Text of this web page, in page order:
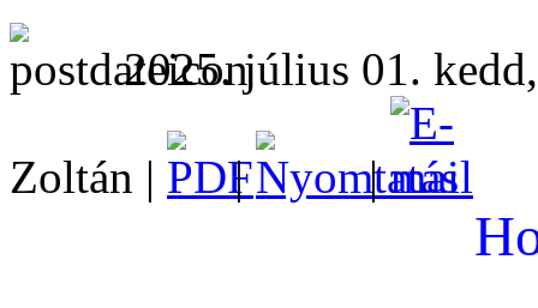
2025. július 01.
Zoltán | | |